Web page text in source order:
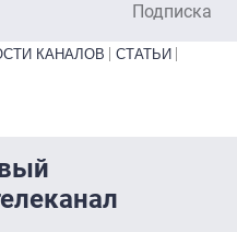
Подписка
КАНАЛОВ
СТАТЬИ